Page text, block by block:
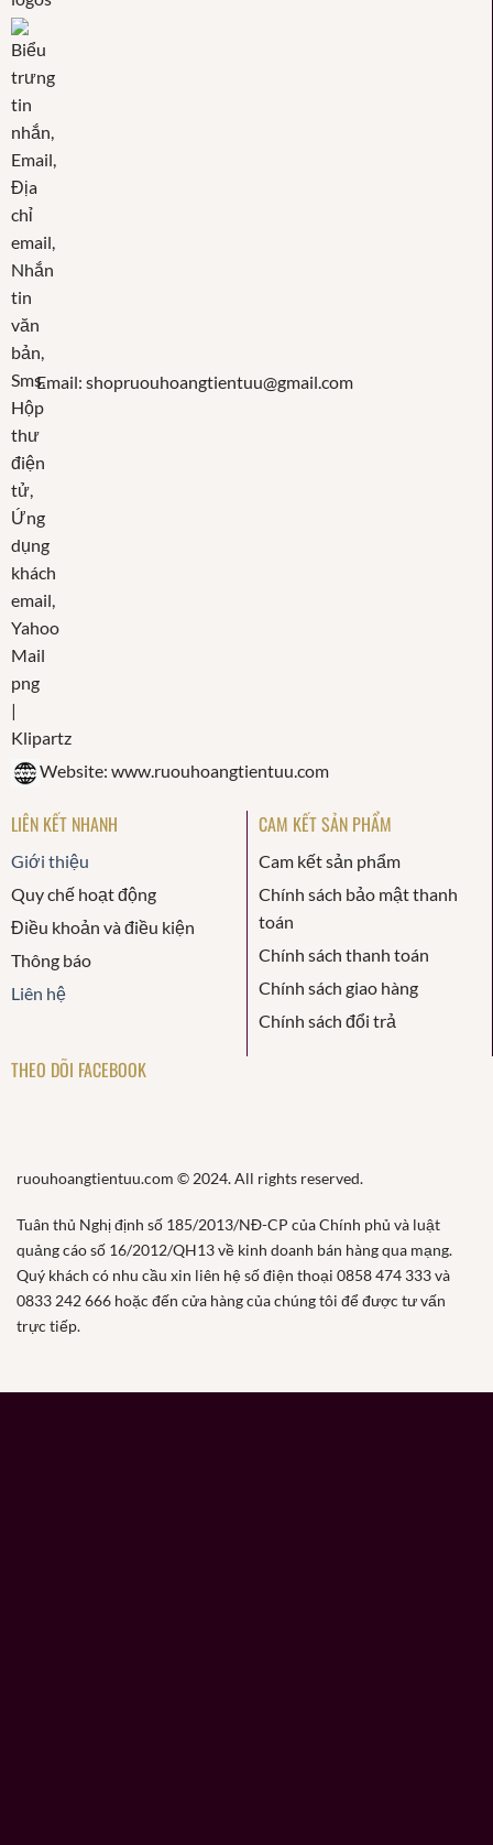
Email: shopruouhoangtientuu@gmail.com
Website: www.ruouhoangtientuu.com
LIÊN KẾT NHANH
Giới thiệu
Quy chế hoạt động
Điều khoản và điều kiện
Thông báo
Liên hệ
CAM KẾT SẢN PHẨM
Cam kết sản phẩm
Chính sách bảo mật thanh
toán
Chính sách thanh toán
Chính sách giao hàng
Chính sách đổi trả
THEO DÕI FACEBOOK
ruouhoangtientuu.com © 2024. All rights reserved.
Tuân thủ Nghị định số 185/2013/NĐ-CP của Chính phủ và luật
quảng cáo số 16/2012/QH13 về kinh doanh bán hàng qua mạng.
Quý khách có nhu cầu xin liên hệ số điện thoại 0858 474 333 và
0833 242 666 hoặc đến cửa hàng của chúng tôi để được tư vấn
trực tiếp.